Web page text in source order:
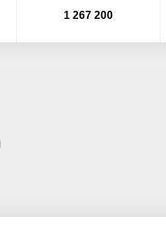
1 267 200